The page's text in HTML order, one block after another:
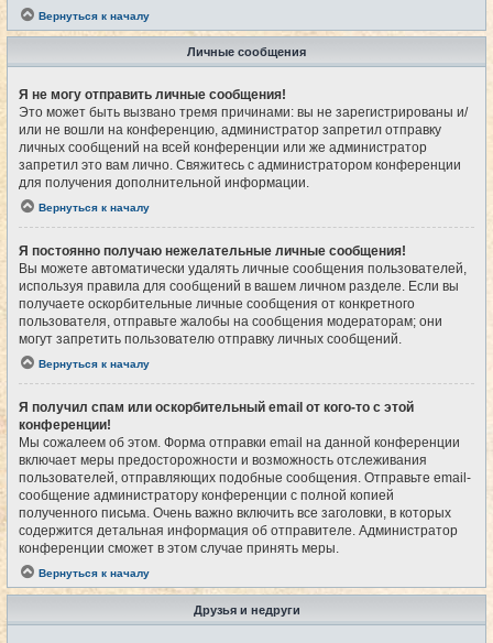
Вернуться к началу
Личные сообщения
Я не могу отправить личные сообщения!
Это может быть вызвано тремя причинами: вы не зарегистрированы и/
или не вошли на конференцию, администратор запретил отправку
личных сообщений на всей конференции или же администратор
запретил это вам лично. Свяжитесь с администратором конференции
для получения дополнительной информации.
Вернуться к началу
Я постоянно получаю нежелательные личные сообщения!
Вы можете автоматически удалять личные сообщения пользователей,
используя правила для сообщений в вашем личном разделе. Если вы
получаете оскорбительные личные сообщения от конкретного
пользователя, отправьте жалобы на сообщения модераторам; они
могут запретить пользователю отправку личных сообщений.
Вернуться к началу
Я получил спам или оскорбительный email от кого-то с этой
конференции!
Мы сожалеем об этом. Форма отправки email на данной конференции
включает меры предосторожности и возможность отслеживания
пользователей, отправляющих подобные сообщения. Отправьте email-
сообщение администратору конференции с полной копией
полученного письма. Очень важно включить все заголовки, в которых
содержится детальная информация об отправителе. Администратор
конференции сможет в этом случае принять меры.
Вернуться к началу
Друзья и недруги